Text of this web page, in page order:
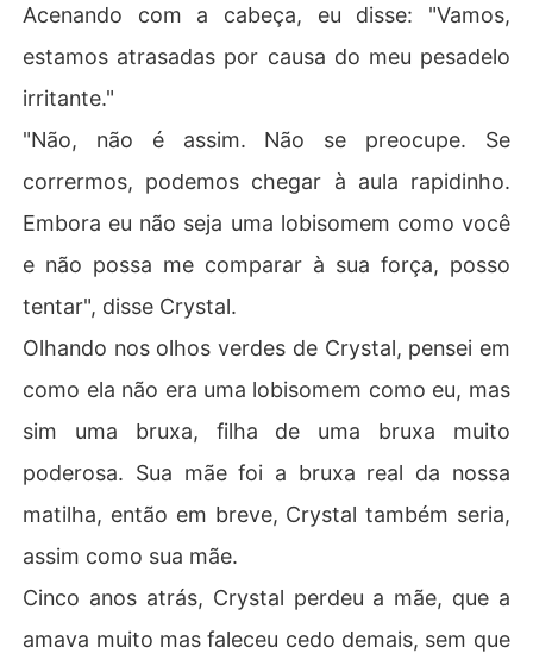
Acenando com a cabeça, eu disse: "Vamos,
estamos atrasadas por causa do meu pesadelo
irritante."
"Não, não é assim. Não se preocupe. Se
corrermos, podemos chegar à aula rapidinho.
Embora eu não seja uma lobisomem como você
e não possa me comparar à sua força, posso
tentar", disse Crystal.
Olhando nos olhos verdes de Crystal, pensei em
como ela não era uma lobisomem como eu, mas
sim uma bruxa, filha de uma bruxa muito
poderosa. Sua mãe foi a bruxa real da nossa
matilha, então em breve, Crystal também seria,
assim como sua mãe.
Cinco anos atrás, Crystal perdeu a mãe, que a
amava muito mas faleceu cedo demais, sem que